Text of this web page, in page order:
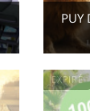
PUY
EXPIRÉ